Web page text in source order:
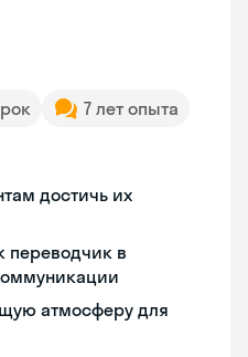
7 лет опыта
достичь их
переводчик в
атмосферу для